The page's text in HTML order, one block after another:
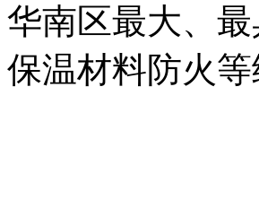
华南区最大、
保温材料防火